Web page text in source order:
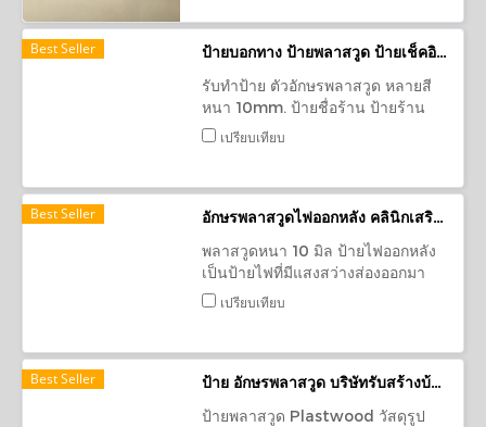
Best Seller
ป้ายบอกทาง ป้ายพลาสวูด ป้ายเช็คอิน ป้ายร้านคาเฟ่ ร้านกาแฟ
รับทำป้าย ตัวอักษรพลาสวูด หลายสี
หนา 10mm. ป้ายชื่อร้าน ป้ายร้าน
กาแฟ คาเฟ่ ป้ายร้านอาหาร ป้ายร้าน
เปรียบเทียบ
Best Seller
อักษรพลาสวูดไฟออกหลัง คลินิกเสริมความงาม
พลาสวูดหนา 10 มิล ป้ายไฟออกหลัง
เป็นป้ายไฟที่มีแสงสว่างส่องออกมา
ทางด้านหลังของป้ายเพียงด้านเดียว
เปรียบเทียบ
Best Seller
ป้าย อักษรพลาสวูด บริษัทรับสร้างบ้าน
ป้ายพลาสวูด Plastwood วัสดุรูป